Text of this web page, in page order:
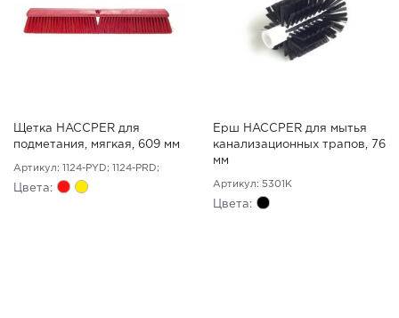
Щетка HACCPER для
подметания, мягкая, 609 мм
Артикул: 1124-PYD; 1124-PRD;
Цвета:
Ерш HACCPER для мытья
канализационных трапов, 76
мм
Артикул: 5301K
Цвета: